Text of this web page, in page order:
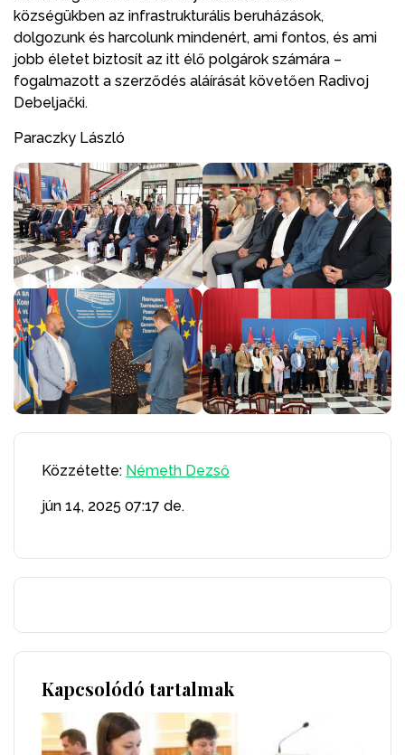
községükben az infrastrukturális beruházások,
dolgozunk és harcolunk mindenért, ami fontos, és ami
jobb életet biztosít az itt élő polgárok számára –
fogalmazott a szerződés aláírását követően Radivoj
Debeljački.
Paraczky László
Közzétette: Németh Dezső
jún 14, 2025 07:17 de.
Kapcsolódó tartalmak